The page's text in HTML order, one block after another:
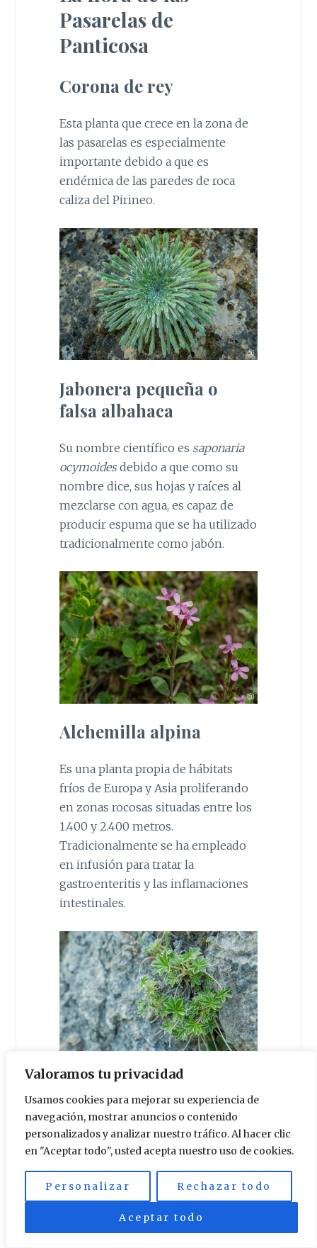
Valoramos tu privacidad
Usamos cookies para mejorar su experiencia de
navegación, mostrar anuncios o contenido
personalizados y analizar nuestro tráfico. Al hacer clic
en "Aceptar todo", usted acepta nuestro uso de cookies.
Personalizar Rechazar todo
Aceptar todo
Pasarelas de
Panticosa
Corona de rey
Esta planta que crece en la zona de
las pasarelas es especialmente
importante debido a que es
endémica de las paredes de roca
caliza del Pirineo.
Jabonera pequeña o
falsa albahaca
Su nombre científico es saponaria
ocymoidesdebido a que como su
nombre dice, sus hojas y raíces al
mezclarse con agua, es capaz de
producir espuma que se ha utilizado
tradicionalmente como jabón.
Alchemilla alpina
Es una planta propia de hábitats
fríos de Europa y Asia proliferando
en zonas rocosas situadas entre los
1.400 y 2.400 metros.
Tradicionalmente se ha empleado
en infusión para tratar la
gastroenteritis y las inflamaciones
intestinales.
Lirio común
No sabemos si esta planta ha
aparecido por casualidad o porque
Aunque su uso es ornamental, su
uso en pequeñas dosis actúa como
expectorante.